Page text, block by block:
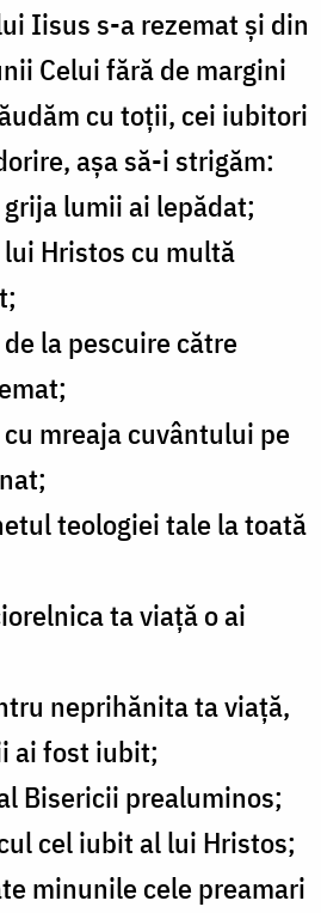
Iisus s-a rezemat şi din
Celui fără de margini
cu toţii, cei iubitori
aşa să-i strigăm:
lumii ai lepădat;
Hristos cu multă
la pescuire către
mreaja cuvântului pe
teologiei tale la toată
ta viaţă o ai
neprihănita ta viaţă,
ai fost iubit;
Bisericii prealuminos;
cel iubit al lui Hristos;
minunile cele preamari